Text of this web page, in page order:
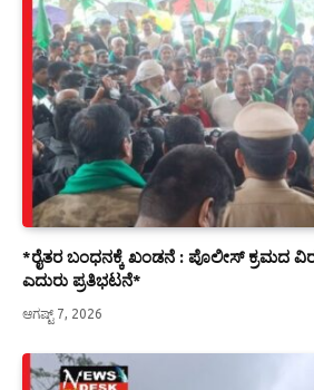
*ರೈತರ ಬಂಧನಕ್ಕೆ ಖಂಡನೆ : ಪೊಲೀಸ್ ಕ್ರಮದ
ಎದುರು ಪ್ರತಿಭಟನೆ*
ಆಗಷ್ಟ್ 7, 2026